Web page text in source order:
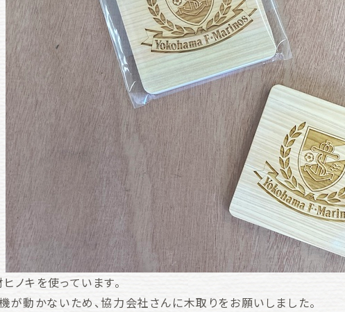
ノキを使っています。
が動かないため、協力会社さんに木取りをお願いしました。